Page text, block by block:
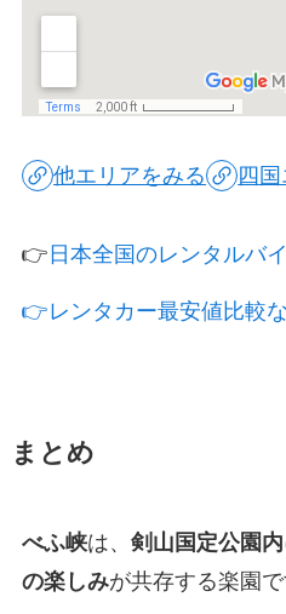
他エリアをみる 四
👉 日本全国のレンタルバ
👉レンタカー最安値比較
まとめ
べふ峡は、 剣山国定公園
の楽しみが共存する楽園で